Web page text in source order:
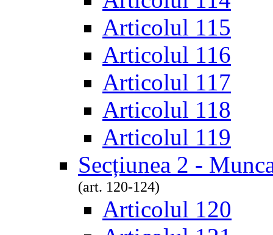
Articolul 115
Articolul 116
Articolul 117
Articolul 118
Articolul 119
Secțiunea 2 -
(art. 120-124)
Articolul 120